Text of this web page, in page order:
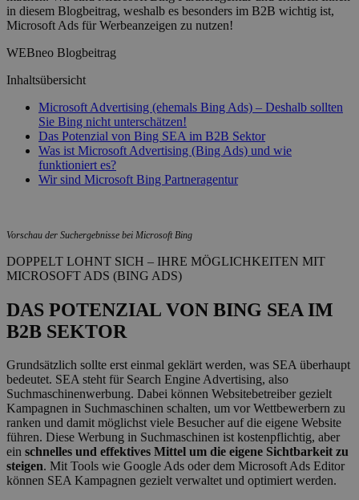
in diesem Blogbeitrag, weshalb es besonders im B2B wichtig ist,
Microsoft Ads für Werbeanzeigen zu nutzen!
WEBneo Blogbeitrag
Inhaltsübersicht
Microsoft Advertising (ehemals Bing Ads) – Deshalb sollten
Sie Bing nicht unterschätzen!
Das Potenzial von Bing SEA im B2B Sektor
Was ist Microsoft Advertising (Bing Ads) und wie
funktioniert es?
Wir sind Microsoft Bing Partneragentur
Vorschau der Suchergebnisse bei Microsoft Bing
DOPPELT LOHNT SICH – IHRE MÖGLICHKEITEN MIT
MICROSOFT ADS (BING ADS)
DAS POTENZIAL VON BING SEA IM
B2B SEKTOR
Grundsätzlich sollte erst einmal geklärt werden, was SEA überhaupt
bedeutet. SEA steht für Search Engine Advertising, also
Suchmaschinenwerbung. Dabei können Websitebetreiber gezielt
Kampagnen in Suchmaschinen schalten, um vor Wettbewerbern zu
ranken und damit möglichst viele Besucher auf die eigene Website
führen. Diese Werbung in Suchmaschinen ist kostenpflichtig, aber
ein schnelles und effektives Mittel um die eigene Sichtbarkeit zu
steigen. Mit Tools wie Google Ads oder dem Microsoft Ads Editor
können SEA Kampagnen gezielt verwaltet und optimiert werden.